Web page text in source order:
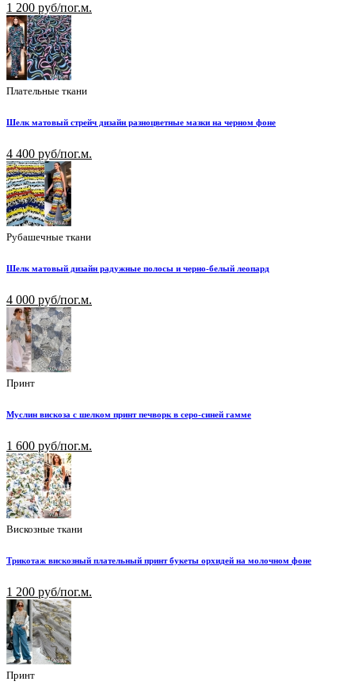
1 200 руб/пог.м.
Плательные ткани
Шелк матовый стрейч дизайн разноцветные мазки на черном фоне
4 400 руб/пог.м.
Рубашечные ткани
Шелк матовый дизайн радужные полосы и черно-белый леопард
4 000 руб/пог.м.
Принт
Муслин вискоза с шелком принт печворк в серо-синей гамме
1 600 руб/пог.м.
Вискозные ткани
Трикотаж вискозный плательный принт букеты орхидей на молочном фоне
1 200 руб/пог.м.
Принт